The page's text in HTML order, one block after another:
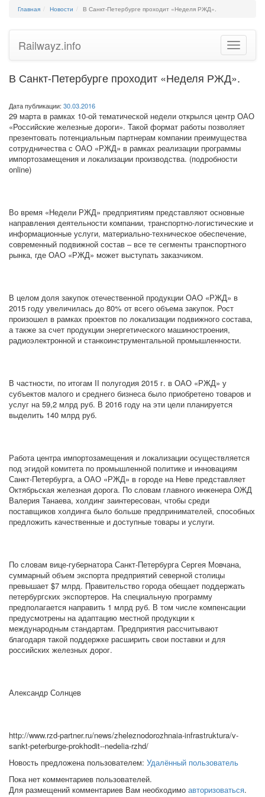
Главная Новости В Санкт-Петербурге проходит «Неделя РЖД».
Toggle
Railwayz.info
В Санкт-Петербурге проходит «Неделя РЖД».
Дата публикации: 30.03.2016
29 марта в рамках 10-ой тематической недели открылся центр ОАО
«Российские железные дороги». Такой формат работы позволяет
презентовать потенциальным партнерам компании преимущества
сотрудничества с ОАО «РЖД» в рамках реализации программы
импортозамещения и локализации производства. (подробности
online)
Во время «Недели РЖД» предприятиям представляют основные
направления деятельности компании, транспортно-логистические и
информационные услуги, материально-техническое обеспечение,
современный подвижной состав – все те сегменты транспортного
рынка, где ОАО «РЖД» может выступать заказчиком.
В целом доля закупок отечественной продукции ОАО «РЖД» в
2015 году увеличилась до 80% от всего объема закупок. Рост
произошел в рамках проектов по локализации подвижного состава,
а также за счет продукции энергетического машиностроения,
радиоэлектронной и станкоинструментальной промышленности.
В частности, по итогам II полугодия 2015 г. в ОАО «РЖД» у
субъектов малого и среднего бизнеса было приобретено товаров и
услуг на 59,2 млрд руб. В 2016 году на эти цели планируется
выделить 140 млрд руб.
Работа центра импортозамещения и локализации осуществляется
под эгидой комитета по промышленной политике и инновациям
Санкт-Петербурга, а ОАО «РЖД» в городе на Неве представляет
Октябрьская железная дорога. По словам главного инженера ОЖД
Валерия Танаева, холдинг заинтересован, чтобы среди
поставщиков холдинга было больше предпринимателей, способных
предложить качественные и доступные товары и услуги.
По словам вице-губернатора Санкт-Петербурга Сергея Мовчана,
суммарный объем экспорта предприятий северной столицы
превышает $7 млрд. Правительство города обещает поддержать
петербургских экспортеров. На специальную программу
предполагается направить 1 млрд руб. В том числе компенсации
предусмотрены на адаптацию местной продукции к
международным стандартам. Предприятия рассчитывают
благодаря такой поддержке расширить свои поставки и для
российских железных дорог.
Александр Солнцев
http://www.rzd-partner.ru/news/zheleznodorozhnaia-infrastruktura/v-
sankt-peterburge-prokhodit--nedelia-rzhd/
Новость предложена пользователем: Удалённый пользователь
Пока нет комментариев пользователей.
Для размещений комментариев Вам необходимо авторизоваться.